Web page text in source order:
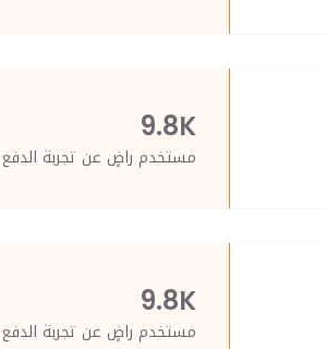
9.8K
مستخدم راضٍ عن تجربة
9.8K
مستخدم راضٍ عن تجربة